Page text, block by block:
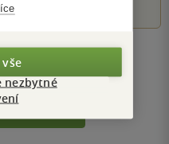
nezbytné